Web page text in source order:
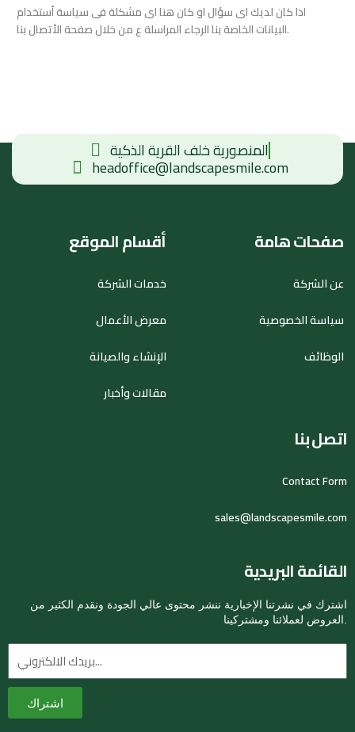
اذا كان لديك اى سؤال او كان هنا اى مشكلة فى سياسة أستخدام
البيانات الخاصة بنا الرجاء المراسلة ع من خلال صفحة الأتصال بنا.
المنصورية خلف القرية الذكية
headoffice@landscapesmile.com
أقسام الموقع
خدمات الشركة
معرض الأعمال
الإنشاء والصيانة
مقالات وأخبار
صفحات هامة
عن الشركة
سياسة الخصوصية
الوظائف
اتصل بنا
Contact Form
sales@landscapesmile.com
القائمة البريدية
اشترك في نشرتنا الإخبارية ننشر محتوى عالي الجودة ونقدم الكثير من
الإلكتروني
اشتراك